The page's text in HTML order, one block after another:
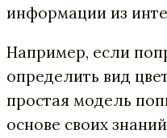
информации из
Например, если
определить вид
простая модель
основе своих